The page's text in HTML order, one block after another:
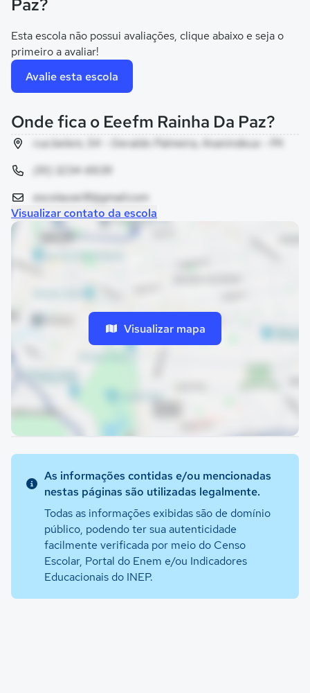
Paz?
Esta escola não possui avaliações, clique abaixo e seja o
primeiro a avaliar!
Avalie esta escola
Onde fica o Eeefm Rainha Da Paz?
rua belem, 54 - Geraldo Palmeira, Ananindeua - PA
(91) 3234-6639
escolause18@gmail.com
Visualizar contato da escola
Visualizar mapa
As informações contidas e/ou mencionadas
nestas páginas são utilizadas legalmente.
Todas as informações exibidas são de domínio
público, podendo ter sua autenticidade
facilmente verificada por meio do Censo
Escolar, Portal do Enem e/ou Indicadores
Educacionais do INEP.